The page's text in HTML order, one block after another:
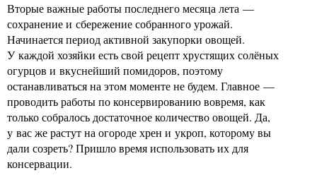
Вторые важные работы последнего месяца лета —
сохранение и сбережение собранного урожай.
Начинается период активной закупорки овощей.
У каждой хозяйки есть свой рецепт хрустящих солёных
огурцов и вкуснейший помидоров, поэтому
останавливаться на этом моменте не будем. Главное —
проводить работы по консервированию вовремя, как
только собралось достаточное количество овощей. Да,
у вас же растут на огороде хрен и укроп, которому вы
дали созреть? Пришло время использовать их для
консервации.